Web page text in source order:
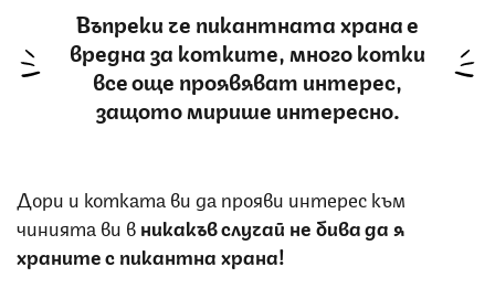
Въпреки че пикантната храна е
вредна за котките, много котки
все още проявяват интерес,
защото мирише интересно.
Дори и котката ви да прояви интерес към
чинията ви вникакъв случай не бива да я
храните с пикантна храна!